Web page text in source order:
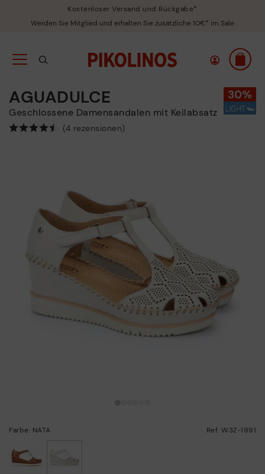
Kostenloser Versand und Rückgabe*
Werden Sie Mitglied und erhalten Sie zusätzliche 10€* im Sale
AGUADULCE
Geschlossene Damensandalen mit Keilabsatz
(4 rezensionen)
Farbe: NATA Ref: W3Z-1991